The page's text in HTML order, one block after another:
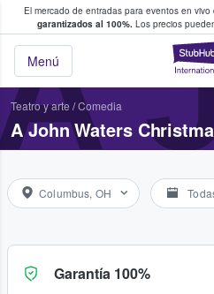
El mercado de entradas para eventos en vivo
garantizados al 100%. Los precios
Menú
y venta de entradas
Teatro y arte /Comedia
A John Waters
Columbus, OH
Garantía 100%